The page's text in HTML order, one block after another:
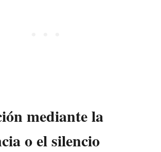
mediante la
o el silencio